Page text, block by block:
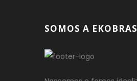
SOMOS A